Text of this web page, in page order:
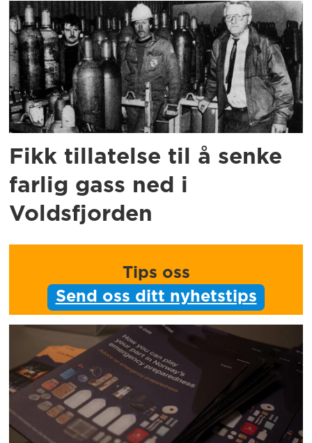
Fikk tillatelse til å senke
farlig gass ned i
Voldsfjorden
Tips oss
Send oss ditt nyhetstips